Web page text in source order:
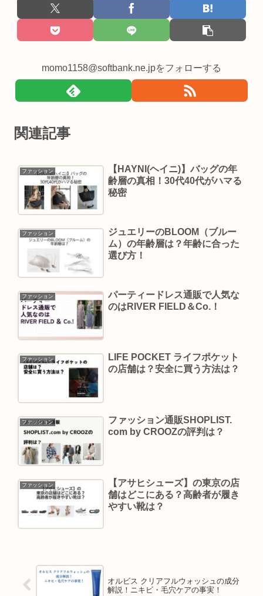
momo1158@softbank.ne.jpをフォローする
関連記事
ファッション
【HAYNI(ヘイニ)】バッグの年
齢層の真相！30代40代がハマる
秘密
ファッション
ジュエリーのBLOOM（ブルー
ム）の年齢層は？年齢に合った
選び方！
ファッション
パーティードレス通販で人気な
のはRIVER FIELD＆Co.！
ファッション
LIFE POCKET ライフポケット
の店舗は？安全に買う方法は？
ファッション
ファッション通販SHOPLIST.
com by CROOZの評判は？
ファッション
【アサヒシューズ】の東京の店
舗はどこにある？高齢者が履き
やすい靴は？
オルビス クリアフルウォッシュの成分
解説！ニキビ・毛穴ケアの事実！